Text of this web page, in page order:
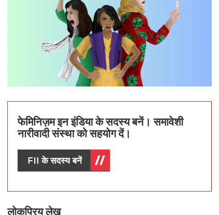
फेमिनिज़म इन इंडिया के सदस्य बनें। समावेशी
नारीवादी संस्था को सहयोग दें।
FII के सदस्य बनें
लोकप्रिय लेख